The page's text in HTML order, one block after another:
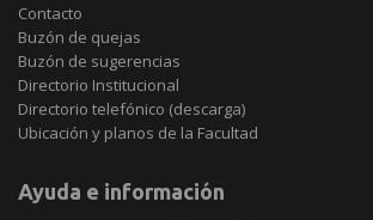
Contacto
Buzón de quejas
Buzón de sugerencias
Directorio Institucional
Directorio telefónico (descarga)
Ubicación y planos de la Facultad
Ayuda e información